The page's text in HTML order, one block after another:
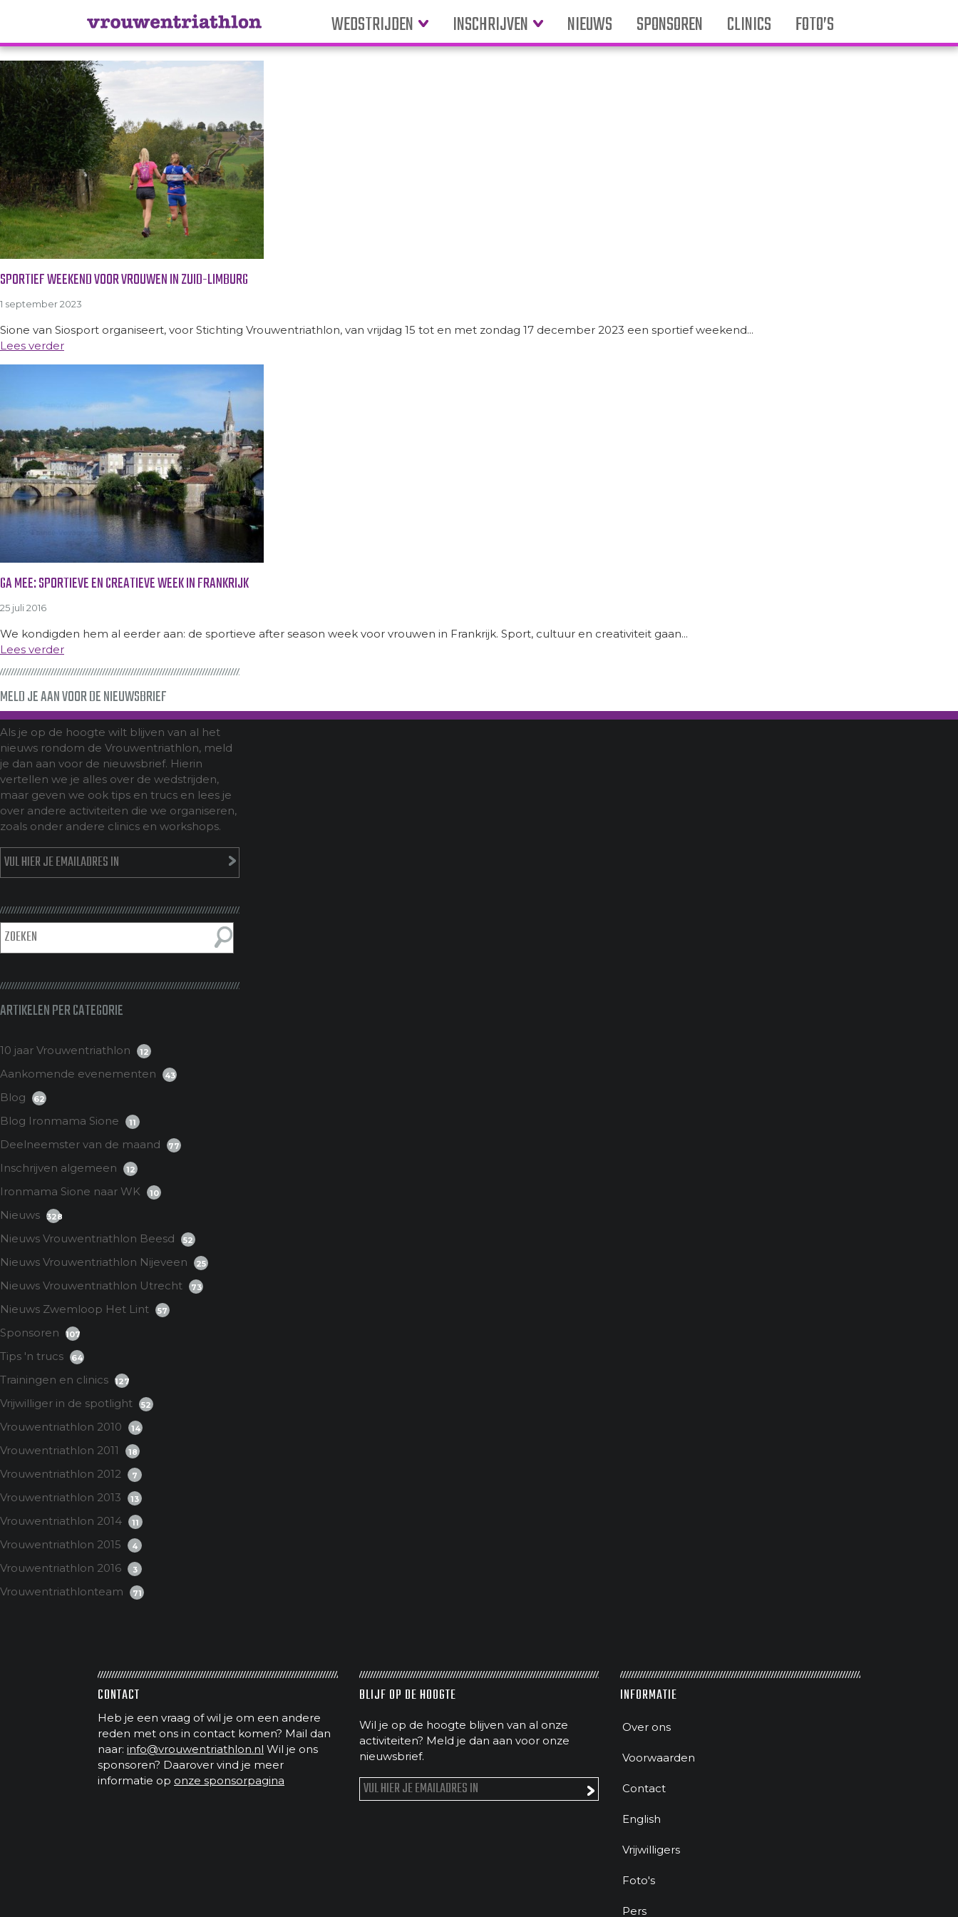
WEDSTRIJDEN INSCHRIJVEN NIEUWS SPONSOREN CLINICS FOTO’S
Tag Archive: trailrunning
SPORTIEF WEEKEND VOOR VROUWEN IN ZUID-LIMBURG
1 september 2023
Sione van Siosport organiseert, voor Stichting Vrouwentriathlon, van vrijdag 15 tot en met zondag 17 december 2023 een sportief weekend...
Lees verder
GA MEE: SPORTIEVE EN CREATIEVE WEEK IN FRANKRIJK
25 juli 2016
We kondigden hem al eerder aan: de sportieve after season week voor vrouwen in Frankrijk. Sport, cultuur en creativiteit gaan...
Lees verder
MELD JE AAN VOOR DE NIEUWSBRIEF
Als je op de hoogte wilt blijven van al het
nieuws rondom de Vrouwentriathlon, meld
je dan aan voor de nieuwsbrief. Hierin
vertellen we je alles over de wedstrijden,
maar geven we ook tips en trucs en lees je
over andere activiteiten die we organiseren,
zoals onder andere clinics en workshops.
ARTIKELEN PER CATEGORIE
10 jaar Vrouwentriathlon 12
Aankomende evenementen 43
Blog 62
Blog Ironmama Sione 11
Deelneemster van de maand 77
Inschrijven algemeen 12
Ironmama Sione naar WK 10
Nieuws 328
Nieuws Vrouwentriathlon Beesd 52
Nieuws Vrouwentriathlon Nijeveen 25
Nieuws Vrouwentriathlon Utrecht 73
Nieuws Zwemloop Het Lint 57
Sponsoren 107
Tips 'n trucs 64
Trainingen en clinics 127
Vrijwilliger in de spotlight 52
Vrouwentriathlon 2010 14
Vrouwentriathlon 2011 18
Vrouwentriathlon 2012 7
Vrouwentriathlon 2013 13
Vrouwentriathlon 2014 11
Vrouwentriathlon 2015 4
Vrouwentriathlon 2016 3
Vrouwentriathlonteam 71
CONTACT
Heb je een vraag of wil je om een andere
reden met ons in contact komen? Mail dan
naar: info@vrouwentriathlon.nl Wil je ons
sponsoren? Daarover vind je meer
informatie op onze sponsorpagina
BLIJF OP DE HOOGTE
Wil je op de hoogte blijven van al onze
activiteiten? Meld je dan aan voor onze
nieuwsbrief.
INFORMATIE
Over ons
Voorwaarden
Contact
English
Vrijwilligers
Foto's
Pers